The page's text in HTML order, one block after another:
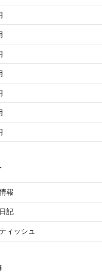
報
記
ィッシュ